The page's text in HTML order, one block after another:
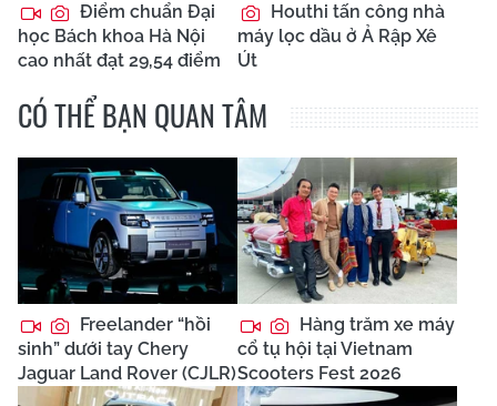
Điểm chuẩn Đại
học Bách khoa Hà Nội
cao nhất đạt 29,54 điểm
Houthi tấn công nhà
máy lọc dầu ở Ả Rập Xê
Út
CÓ THỂ BẠN QUAN TÂM
Freelander “hồi
sinh” dưới tay Chery
Jaguar Land Rover (CJLR)
Hàng trăm xe máy
cổ tụ hội tại Vietnam
Scooters Fest 2026